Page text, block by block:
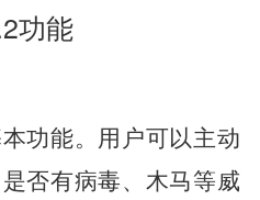
功能
功能。用户可以主动
否有病毒、木马等威